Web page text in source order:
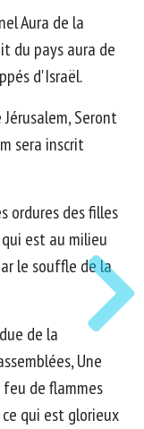
Aura de la
du pays aura de
d'Israël.
Seront
sera inscrit
ordures des filles
est au milieu
le souffle de la
de la
Une
de flammes
qui est glorieux